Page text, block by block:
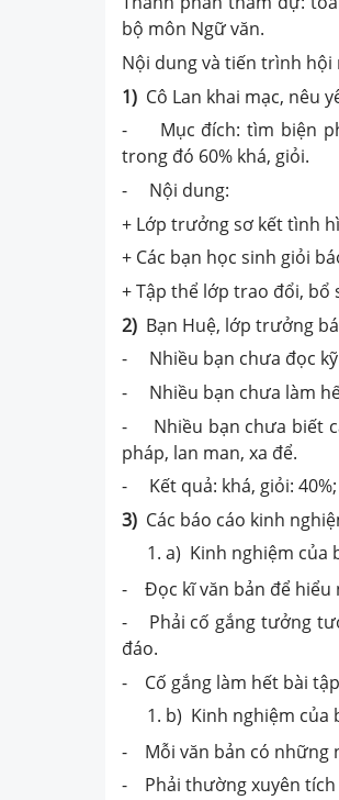
bộ môn Ngữ văn.
Nội dung và tiến trình hội
1) Cô Lan khai mạc, nêu
- Mục đích: tìm biện
trong đó 60% khá, giỏi.
- Nội dung:
+ Lớp trưởng sơ kết tình
+ Các bạn học sinh giỏi
+ Tập thể lớp trao đổi, bổ
2) Bạn Huệ, lớp trưởng
- Nhiều bạn chưa đọc kỹ
- Nhiều bạn chưa làm
- Nhiều bạn chưa biết
pháp, lan man, xa để.
- Kết quả: khá, giỏi: 40%;
3) Các báo cáo kinh
a) Kinh nghiệm của
- Đọc kĩ văn bản để hiểu
- Phải cố gắng tưởng
đáo.
- Cố gắng làm hết bài
b) Kinh nghiệm của
- Mỗi văn bản có những
- Phải thường xuyên tích